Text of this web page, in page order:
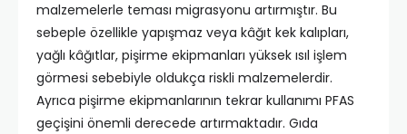
malzemelerle teması migrasyonu artırmıştır. Bu
sebeple özellikle yapışmaz veya kâğıt kek kalıpları,
yağlı kâğıtlar, pişirme ekipmanları yüksek ısıl işlem
görmesi sebebiyle oldukça riskli malzemelerdir.
Ayrıca pişirme ekipmanlarının tekrar kullanımı PFAS
geçişini önemli derecede artırmaktadır. Gıda